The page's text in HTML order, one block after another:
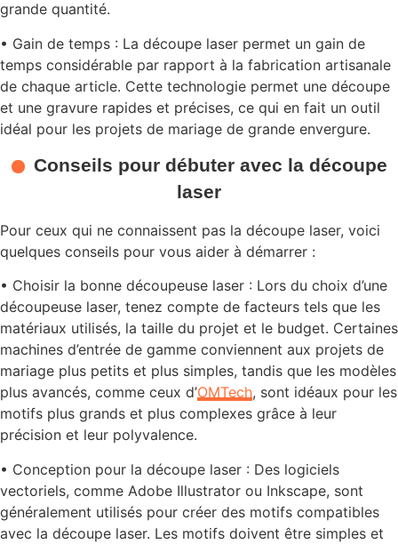
grande quantité.
• Gain de temps : La découpe laser permet un gain de
temps considérable par rapport à la fabrication artisanale
de chaque article. Cette technologie permet une découpe
et une gravure rapides et précises, ce qui en fait un outil
idéal pour les projets de mariage de grande envergure.
Conseils pour débuter avec la découpe
laser
Pour ceux qui ne connaissent pas la découpe laser, voici
quelques conseils pour vous aider à démarrer :
• Choisir la bonne découpeuse laser : Lors du choix d’une
découpeuse laser, tenez compte de facteurs tels que les
matériaux utilisés, la taille du projet et le budget. Certaines
machines d’entrée de gamme conviennent aux projets de
mariage plus petits et plus simples, tandis que les modèles
plus avancés, comme ceux d’OMTech, sont idéaux pour les
motifs plus grands et plus complexes grâce à leur
précision et leur polyvalence.
• Conception pour la découpe laser : Des logiciels
vectoriels, comme Adobe Illustrator ou Inkscape, sont
généralement utilisés pour créer des motifs compatibles
avec la découpe laser. Les motifs doivent être simples et